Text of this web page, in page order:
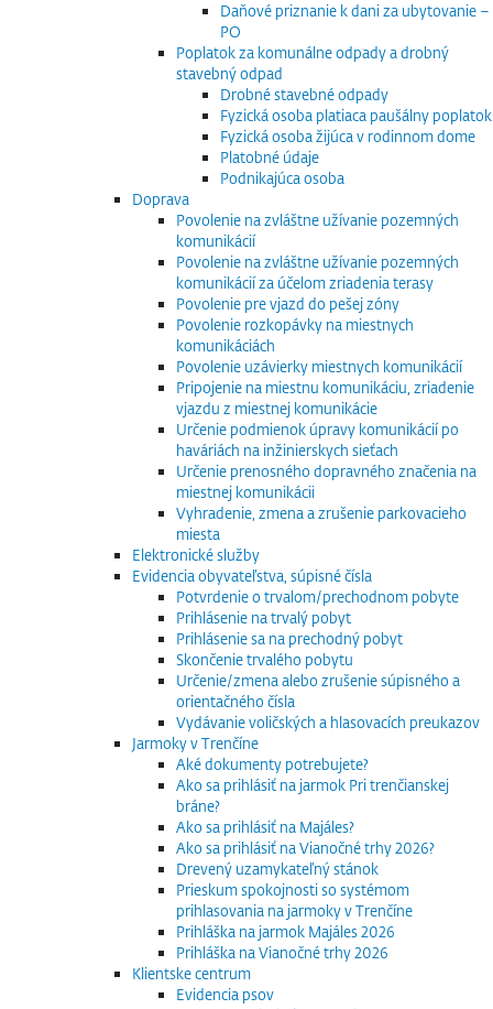
Daňové priznanie k dani za ubytovanie –
PO
Poplatok za komunálne odpady a drobný
stavebný odpad
Drobné stavebné odpady
Fyzická osoba platiaca paušálny poplatok
Fyzická osoba žijúca v rodinnom dome
Platobné údaje
Podnikajúca osoba
Doprava
Povolenie na zvláštne užívanie pozemných
komunikácií
Povolenie na zvláštne užívanie pozemných
komunikácií za účelom zriadenia terasy
Povolenie pre vjazd do pešej zóny
Povolenie rozkopávky na miestnych
komunikáciách
Povolenie uzávierky miestnych komunikácií
Pripojenie na miestnu komunikáciu, zriadenie
vjazdu z miestnej komunikácie
Určenie podmienok úpravy komunikácií po
haváriách na inžinierskych sieťach
Určenie prenosného dopravného značenia na
miestnej komunikácii
Vyhradenie, zmena a zrušenie parkovacieho
miesta
Elektronické služby
Evidencia obyvateľstva, súpisné čísla
Potvrdenie o trvalom/prechodnom pobyte
Prihlásenie na trvalý pobyt
Prihlásenie sa na prechodný pobyt
Skončenie trvalého pobytu
Určenie/zmena alebo zrušenie súpisného a
orientačného čísla
Vydávanie voličských a hlasovacích preukazov
Jarmoky v Trenčíne
Aké dokumenty potrebujete?
Ako sa prihlásiť na jarmok Pri trenčianskej
bráne?
Ako sa prihlásiť na Majáles?
Ako sa prihlásiť na Vianočné trhy 2026?
Drevený uzamykateľný stánok
Prieskum spokojnosti so systémom
prihlasovania na jarmoky v Trenčíne
Prihláška na jarmok Majáles 2026
Prihláška na Vianočné trhy 2026
Klientske centrum
Evidencia psov